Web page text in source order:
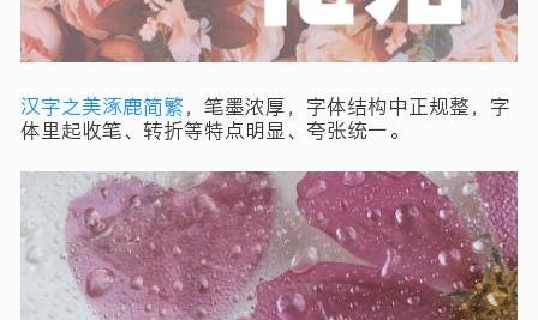
汉字之美涿鹿简繁，笔墨浓厚，字体结构中正规整，字
体里起收笔、转折等特点明显、夸张统一。